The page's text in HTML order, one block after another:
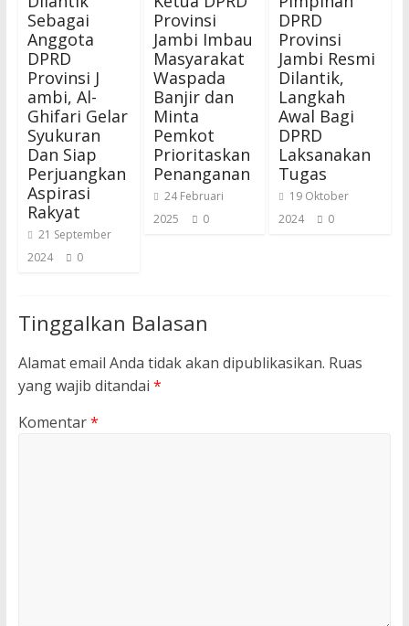
Sebagai
Anggota
DPRD
Provinsi J
ambi, Al-
Ghifari Gelar
Syukuran
Dan Siap
Perjuangkan
Aspirasi
Rakyat
21 September
2024
0
Provinsi
Jambi Imbau
Masyarakat
Waspada
Banjir dan
Minta
Pemkot
Prioritaskan
Penanganan
24 Februari
2025
0
DPRD
Provinsi
Jambi Resmi
Dilantik,
Langkah
Awal Bagi
DPRD
Laksanakan
Tugas
19 Oktober
2024
0
Tinggalkan Balasan
Alamat email Anda tidak akan dipublikasikan. Ruas
yang wajib ditandai *
Komentar*